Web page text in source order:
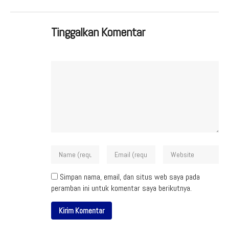
Tinggalkan Komentar
Simpan nama, email, dan situs web saya pada
peramban ini untuk komentar saya berikutnya.